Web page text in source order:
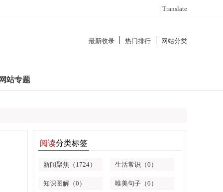
| Translate
最新收录 热门排行 网站分类
网站专题
阅读分类标签
新闻聚焦（1724） 生活常识（0）
知识图解（0） 唯美句子（0）